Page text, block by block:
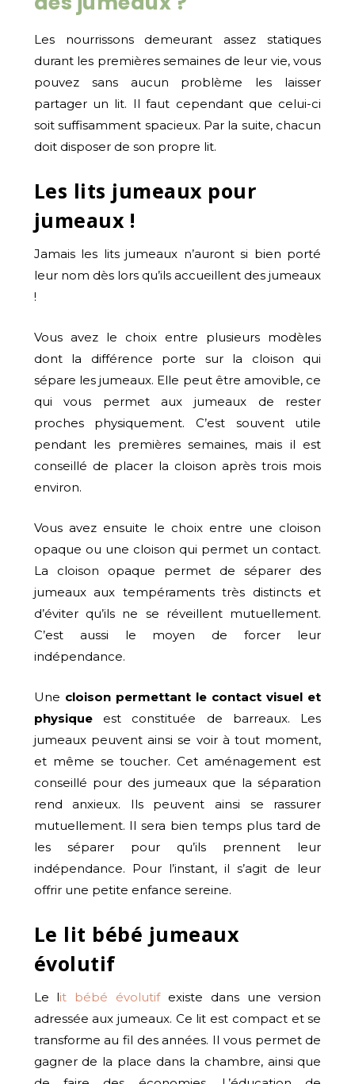
Les nourrissons demeurant assez statiques
durant les premières semaines de leur vie, vous
pouvez sans aucun problème les laisser
partager un lit. Il faut cependant que celui-ci
soit suffisamment spacieux. Par la suite, chacun
doit disposer de son propre lit.
Les lits jumeaux pour
jumeaux !
Jamais les lits jumeaux n’auront si bien porté
leur nom dès lors qu’ils accueillent des jumeaux
!
Vous avez le choix entre plusieurs modèles
dont la différence porte sur la cloison qui
sépare les jumeaux. Elle peut être amovible, ce
qui vous permet aux jumeaux de rester
proches physiquement. C’est souvent utile
pendant les premières semaines, mais il est
conseillé de placer la cloison après trois mois
environ.
Vous avez ensuite le choix entre une cloison
opaque ou une cloison qui permet un contact.
La cloison opaque permet de séparer des
jumeaux aux tempéraments très distincts et
d’éviter qu’ils ne se réveillent mutuellement.
C’est aussi le moyen de forcer leur
indépendance.
Une cloison permettant le contact visuel et
physiqueest constituée de barreaux. Les
jumeaux peuvent ainsi se voir à tout moment,
et même se toucher. Cet aménagement est
conseillé pour des jumeaux que la séparation
rend anxieux. Ils peuvent ainsi se rassurer
mutuellement. Il sera bien temps plus tard de
les séparer pour qu’ils prennent leur
indépendance. Pour l’instant, il s’agit de leur
offrir une petite enfance sereine.
Le lit bébé jumeaux
évolutif
Le lit bébé évolutif existe dans une version
adressée aux jumeaux. Ce lit est compact et se
transforme au fil des années. Il vous permet de
gagner de la place dans la chambre, ainsi que